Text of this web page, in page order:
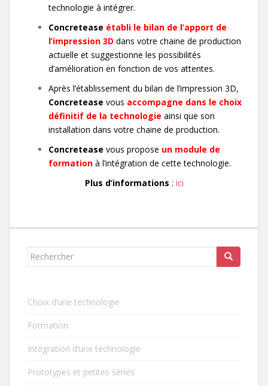
technologie à intégrer.
Concretease établi le bilan de l’apport de
l’impression 3D dans votre chaine de production
actuelle et suggestionne les possibilités
d’amélioration en fonction de vos attentes.
Après l’établissement du bilan de l’impression 3D,
Concretease vous accompagne dans le choix
définitif de la technologie ainsi que son
installation dans votre chaine de production.
Concretease vous propose un module de
formation à l’intégration de cette technologie.
Plus d’informations : ici
Rechercher...
Choix d’une technologie
Formation
Intégration d’une technologie
Prototypes et petites séries